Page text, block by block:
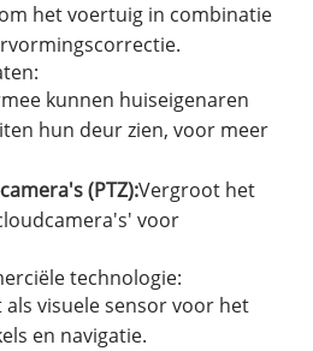
het voertuig in combinatie
kunnen huiseigenaren
hun deur zien, voor meer
(PTZ):Vergroot het
voor
technologie:
als visuele sensor voor het
en navigatie.